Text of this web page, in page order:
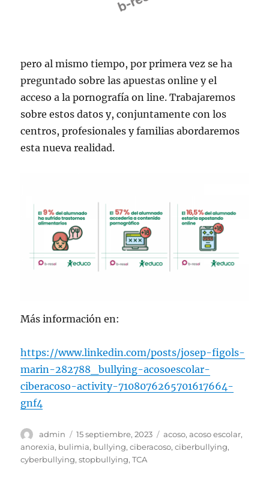
pero al mismo tiempo, por primera vez se ha
preguntado sobre las apuestas online y el
acceso a la pornografía on line. Trabajaremos
sobre estos datos y, conjuntamente con los
centros, profesionales y familias abordaremos
esta nueva realidad.
Más información en:
https://www.linkedin.com/posts/josep-figols-
marin-282788_bullying-acosoescolar-
ciberacoso-activity-7108076265701617664-
gnf4
Autor
admin
Publicado
el
15 septiembre, 2023 Etiquetas
acoso,acoso escolar,
anorexia, bulimia, bullying,ciberacoso,ciberbullying,
cyberbullying,stopbullying,TCA